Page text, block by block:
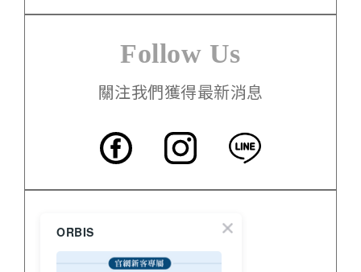
Follow Us
關注我們獲得最新消息
門市資訊
ORBIS